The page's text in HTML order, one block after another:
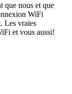
que nous et que
WiFi
Les vraies
et vous aussi!